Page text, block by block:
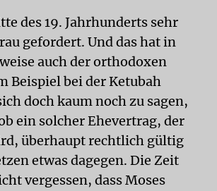
des 19. Jahrhunderts sehr
gefordert. Und das hat in
auch der orthodoxen
Beispiel bei der Ketubah
doch kaum noch zu sagen,
ein solcher Ehevertrag, der
überhaupt rechtlich gültig
etwas dagegen. Die Zeit
vergessen, dass Moses